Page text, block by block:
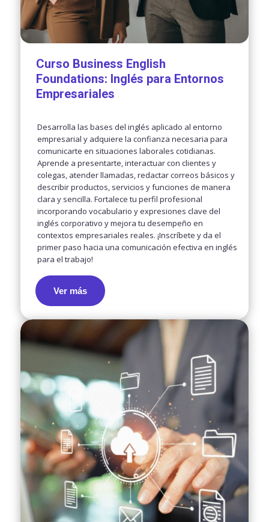
Curso Business English
Foundations: Inglés para Entornos
Empresariales
Desarrolla las bases del inglés aplicado al entorno
empresarial y adquiere la confianza necesaria para
comunicarte en situaciones laborales cotidianas.
Aprende a presentarte, interactuar con clientes y
colegas, atender llamadas, redactar correos básicos y
describir productos, servicios y funciones de manera
clara y sencilla. Fortalece tu perfil profesional
incorporando vocabulario y expresiones clave del
inglés corporativo y mejora tu desempeño en
contextos empresariales reales. ¡Inscríbete y da el
primer paso hacia una comunicación efectiva en inglés
para el trabajo!
Ver más